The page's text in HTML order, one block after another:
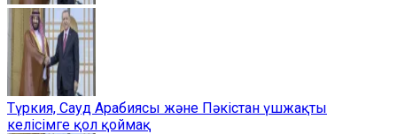
Түркия, Сауд Арабиясы және Пәкістан үшжақты
келісімге қол қоймақ